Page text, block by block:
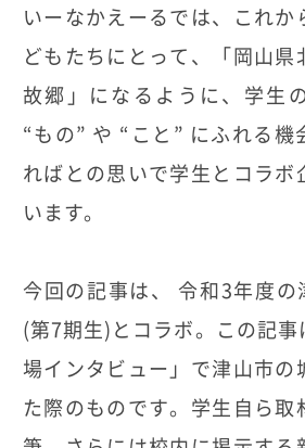
いーなかえーるでは、これか
どもたちにとって、「岡山県
故郷」になるように、学生
“もの” や “こと” にふれる機
ればとの思いで学生とコラボ
います。
今回の記事は、 令和3年度の
(第7期生)とコラボ。この記事
場インタビュー」で津山市の
た際のものです。学生自ら取